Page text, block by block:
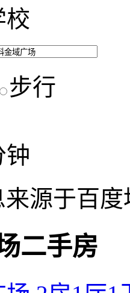
校
步行
钟
源于百
二手房